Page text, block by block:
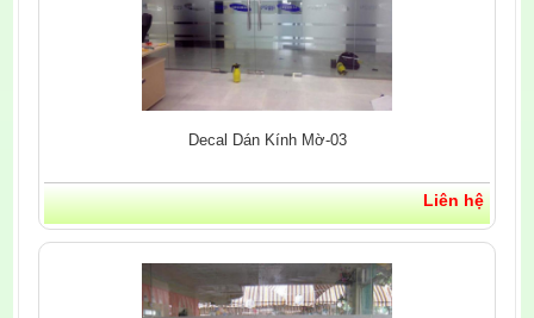
Decal Dán Kính Mờ-03
Liên hệ